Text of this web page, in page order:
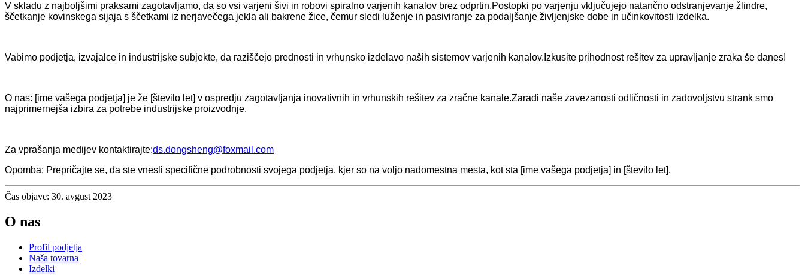
V skladu z najboljšimi praksami zagotavljamo, da so vsi varjeni šivi in ​​robovi spiralno varjenih kanalov brez odprtin.Postopki po varjenju vključujejo natančno odstranjevanje žlindre,
ščetkanje kovinskega sijaja s ščetkami iz nerjavečega jekla ali bakrene žice, čemur sledi luženje in pasiviranje za podaljšanje življenjske dobe in učinkovitosti izdelka.
Vabimo podjetja, izvajalce in industrijske subjekte, da raziščejo prednosti in vrhunsko izdelavo naših sistemov varjenih kanalov.Izkusite prihodnost rešitev za upravljanje zraka še danes!
O nas: [ime vašega podjetja] je že [število let] v ospredju zagotavljanja inovativnih in vrhunskih rešitev za zračne kanale.Zaradi naše zavezanosti odličnosti in zadovoljstvu strank smo
najprimernejša izbira za potrebe industrijske proizvodnje.
Za vprašanja medijev kontaktirajte:ds.dongsheng@foxmail.com
Opomba: Prepričajte se, da ste vnesli specifične podrobnosti svojega podjetja, kjer so na voljo nadomestna mesta, kot sta [ime vašega podjetja] in [število let].
Čas objave: 30. avgust 2023
O nas
Profil podjetja
Naša tovarna
Izdelki